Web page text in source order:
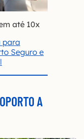
até 10x
para
Seguro e
A